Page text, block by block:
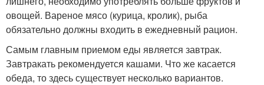
овощей. Вареное мясо (курица, кролик), рыба
обязательно должны входить в ежедневный рацион.
Самым главным приемом еды является завтрак.
Завтракать рекомендуется кашами. Что же касается
обеда, то здесь существует несколько вариантов.